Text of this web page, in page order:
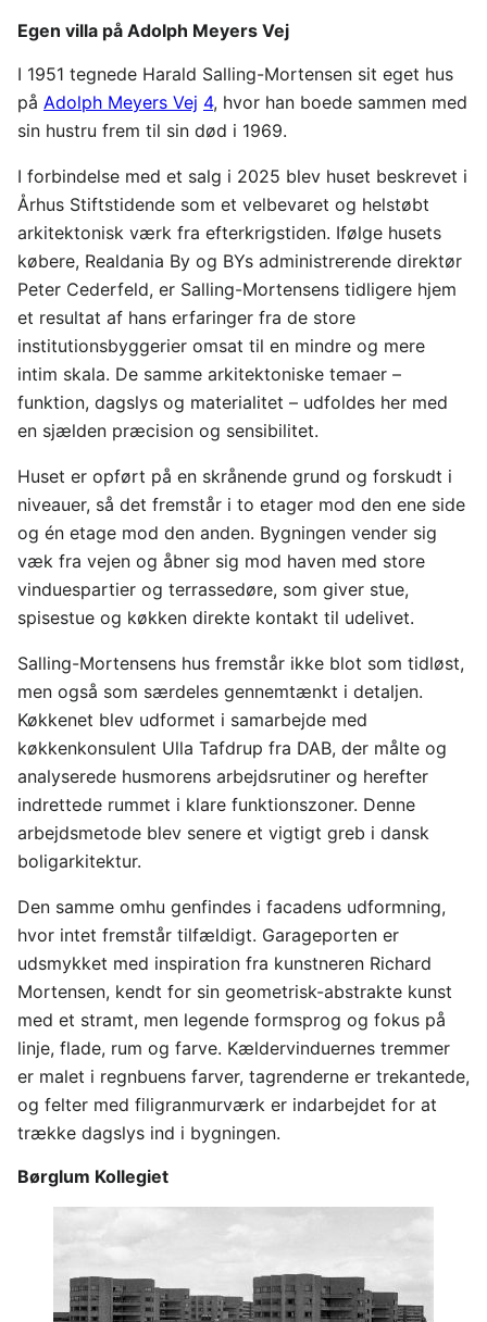
Egen villa på Adolph Meyers Vej
I 1951 tegnede Harald Salling-Mortensen sit eget hus
på Adolph Meyers Vej 4, hvor han boede sammen med
sin hustru frem til sin død i 1969.
I forbindelse med et salg i 2025 blev huset beskrevet i
Århus Stiftstidende som et velbevaret og helstøbt
arkitektonisk værk fra efterkrigstiden. Ifølge husets
købere, Realdania By og BYs administrerende direktør
Peter Cederfeld, er Salling-Mortensens tidligere hjem
et resultat af hans erfaringer fra de store
institutionsbyggerier omsat til en mindre og mere
intim skala. De samme arkitektoniske temaer –
funktion, dagslys og materialitet – udfoldes her med
en sjælden præcision og sensibilitet.
Huset er opført på en skrånende grund og forskudt i
niveauer, så det fremstår i to etager mod den ene side
og én etage mod den anden. Bygningen vender sig
væk fra vejen og åbner sig mod haven med store
vinduespartier og terrassedøre, som giver stue,
spisestue og køkken direkte kontakt til udelivet.
Salling-Mortensens hus fremstår ikke blot som tidløst,
men også som særdeles gennemtænkt i detaljen.
Køkkenet blev udformet i samarbejde med
køkkenkonsulent Ulla Tafdrup fra DAB, der målte og
analyserede husmorens arbejdsrutiner og herefter
indrettede rummet i klare funktionszoner. Denne
arbejdsmetode blev senere et vigtigt greb i dansk
boligarkitektur.
Den samme omhu genfindes i facadens udformning,
hvor intet fremstår tilfældigt. Garageporten er
udsmykket med inspiration fra kunstneren Richard
Mortensen, kendt for sin geometrisk-abstrakte kunst
med et stramt, men legende formsprog og fokus på
linje, flade, rum og farve. Kældervinduernes tremmer
er malet i regnbuens farver, tagrenderne er trekantede,
og felter med filigranmurværk er indarbejdet for at
trække dagslys ind i bygningen.
Børglum Kollegiet